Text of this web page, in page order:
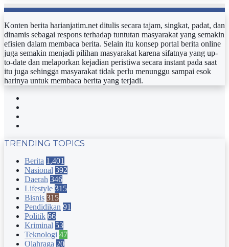
Konten berita harianjatim.net ditulis secara tajam, singkat, padat, dan
dinamis sebagai respons terhadap tuntutan masyarakat yang semakin
efisien dalam membaca berita. Selain itu konsep portal berita online
juga semakin menjadi pilihan masyarakat karena sifatnya yang up-
to-date dan melaporkan kejadian peristiwa secara instant pada saat
itu juga sehingga masyarakat tidak perlu menunggu sampai esok
harinya untuk membaca berita yang terjadi.
TRENDING TOPICS
Berita 1,401
Nasional 392
Daerah 346
Lifestyle 315
Bisnis 315
Pendidikan 91
Politik 66
Kriminal 53
Teknologi 47
Olahraga 20